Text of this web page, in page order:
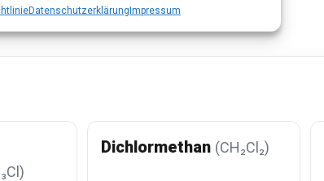
DatenschutzerklärungImpressum
Dichlormethan (CH₂Cl₂)